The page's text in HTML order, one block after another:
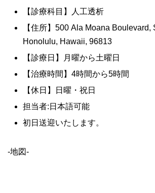
【診療科目】人工透析
【住所】500 Ala Moana Boulevard,
Honolulu, Hawaii, 96813
【診療日】月曜から土曜日
【治療時間】4時間から5時間
【休日】日曜・祝日
担当者:日本語可能
初日送迎いたします。
-地図-